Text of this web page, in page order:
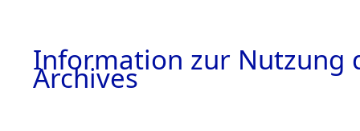
Information zur Nutzung
Archives